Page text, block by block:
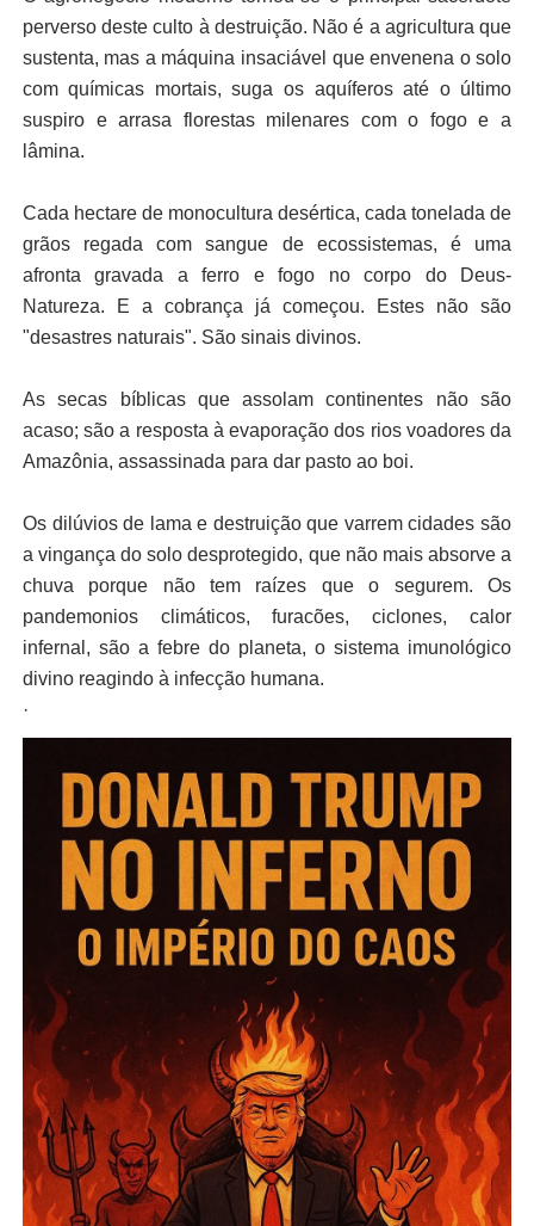
perverso deste culto à destruição. Não é a agricultura que
sustenta, mas a máquina insaciável que envenena o solo
com químicas mortais, suga os aquíferos até o último
suspiro e arrasa florestas milenares com o fogo e a
lâmina.
Cada hectare de monocultura desértica, cada tonelada de
grãos regada com sangue de ecossistemas, é uma
afronta gravada a ferro e fogo no corpo do Deus-
Natureza. E a cobrança já começou. Estes não são
"desastres naturais". São sinais divinos.
As secas bíblicas que assolam continentes não são
acaso; são a resposta à evaporação dos rios voadores da
Amazônia, assassinada para dar pasto ao boi.
Os dilúvios de lama e destruição que varrem cidades são
a vingança do solo desprotegido, que não mais absorve a
chuva porque não tem raízes que o segurem. Os
pandemonios climáticos, furacões, ciclones, calor
infernal, são a febre do planeta, o sistema imunológico
divino reagindo à infecção humana.
·